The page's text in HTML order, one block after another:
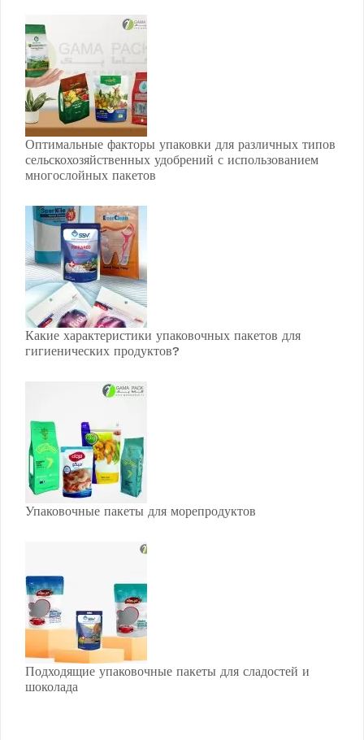
Оптимальные факторы упаковки для различных типов
сельскохозяйственных удобрений с использованием
многослойных пакетов
Какие характеристики упаковочных пакетов для
гигиенических продуктов?
Упаковочные пакеты для морепродуктов
Подходящие упаковочные пакеты для сладостей и
шоколада